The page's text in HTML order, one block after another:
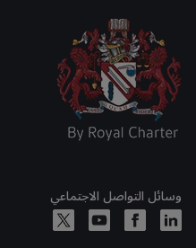
وسائل التواصل الاجتماعي